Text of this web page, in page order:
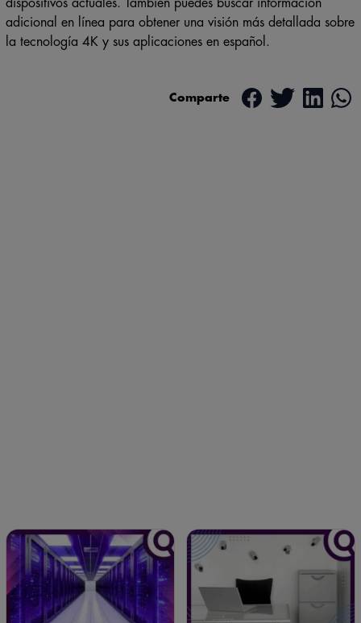
dispositivos actuales. También puedes buscar información
adicional en línea para obtener una visión más detallada sobre
la tecnología 4K y sus aplicaciones en español.
Comparte